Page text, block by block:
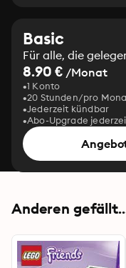
Basic
Für alle, die
8.90 € /Monat
1 Konto
20 Stunden/pro
Jederzeit kündbar
Abo-Upgrade
Anderen